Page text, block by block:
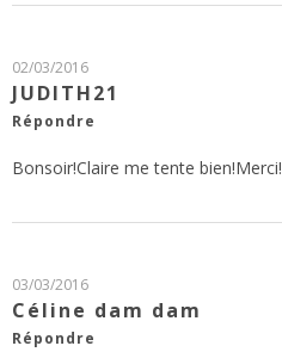
02/03/2016
JUDITH21
Répondre
Bonsoir!Claire me tente bien!Merci!
03/03/2016
Céline dam dam
Répondre